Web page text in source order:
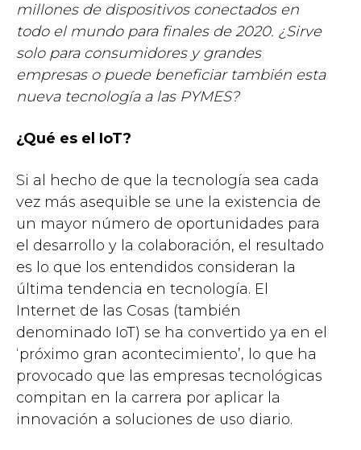
millones de dispositivos conectados en
todo el mundo para finales de 2020. ¿Sirve
solo para consumidores y grandes
empresas o puede beneficiar también esta
nueva tecnología a las PYMES?
¿Qué es el IoT?
Si al hecho de que la tecnología sea cada
vez más asequible se une la existencia de
un mayor número de oportunidades para
el desarrollo y la colaboración, el resultado
es lo que los entendidos consideran la
última tendencia en tecnología. El
Internet de las Cosas (también
denominado IoT) se ha convertido ya en el
‘próximo gran acontecimiento’, lo que ha
provocado que las empresas tecnológicas
compitan en la carrera por aplicar la
innovación a soluciones de uso diario.